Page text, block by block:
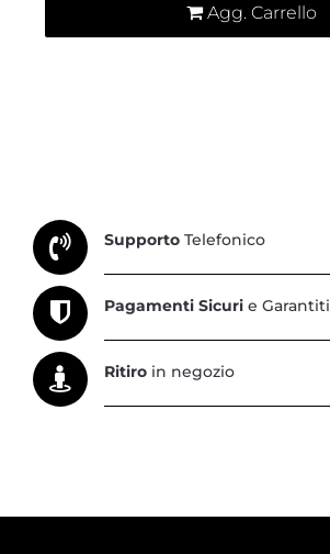
Agg. Carrello
Supporto Telefonico
Pagamenti Sicuri e Garantiti
Ritiro in negozio